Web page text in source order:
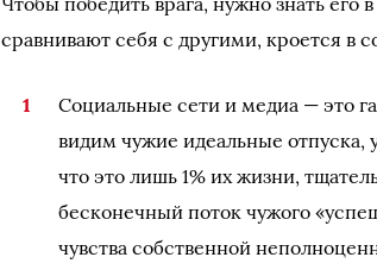
сравнивают себя с другими, кроется в
Социальные сети и медиа — это
видим чужие идеальные отпуска,
что это лишь 1% их жизни,
бесконечный поток чужого
чувства собственной